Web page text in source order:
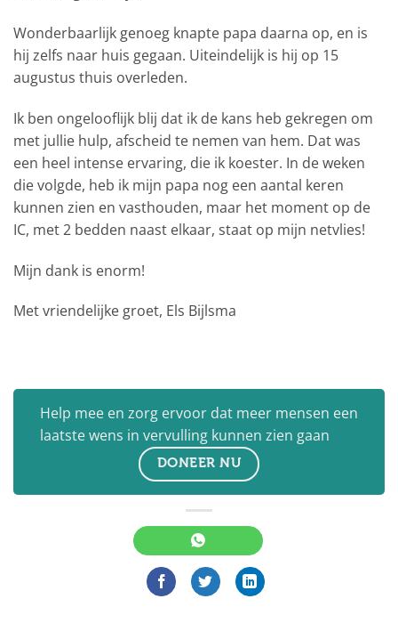
Wonderbaarlijk genoeg knapte papa daarna op, en is
hij zelfs naar huis gegaan. Uiteindelijk is hij op 15
augustus thuis overleden.
Ik ben ongelooflijk blij dat ik de kans heb gekregen om
met jullie hulp, afscheid te nemen van hem. Dat was
een heel intense ervaring, die ik koester. In de weken
die volgde, heb ik mijn papa nog een aantal keren
kunnen zien en vasthouden, maar het moment op de
IC, met 2 bedden naast elkaar, staat op mijn netvlies!
Mijn dank is enorm!
Met vriendelijke groet, Els Bijlsma
Help mee en zorg ervoor dat meer mensen een
laatste wens in vervulling kunnen zien gaan
DONEER NU